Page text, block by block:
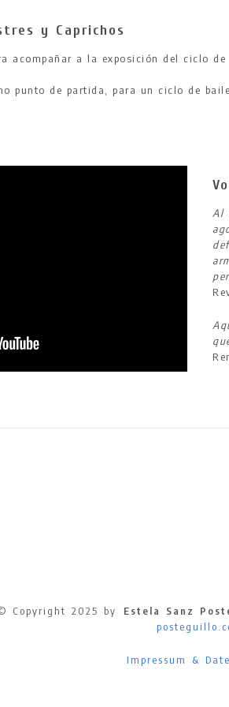
y Caprichos
acompañar a la exposición del ciclo
punto de partida, para un ciclo de
Al
2025 by Estela Sanz
Impressum &